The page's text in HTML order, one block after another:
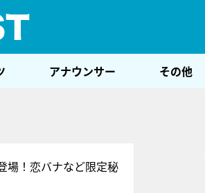
アナウンサー その他
場！恋バナなど限定秘